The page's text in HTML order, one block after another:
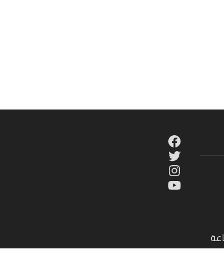
Facebook
Twitter
Instagram
YouTube